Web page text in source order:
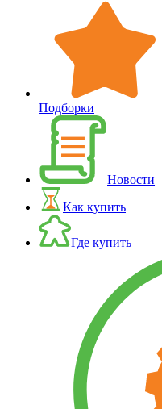
Подборки
Новости
Как купить
Где купить